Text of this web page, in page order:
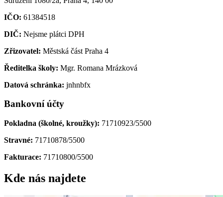
IČO: 61384518
DIČ: Nejsme plátci DPH
Zřizovatel: Městská část Praha 4
Ředitelka školy: Mgr. Romana Mrázková
Datová schránka: jnhnbfx
Bankovní účty
Pokladna (školné, kroužky): 71710923/5500
Stravné: 71710878/5500
Fakturace: 71710800/5500
Kde nás najdete